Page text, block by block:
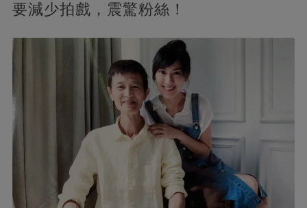
要減少拍戲，震驚粉絲！